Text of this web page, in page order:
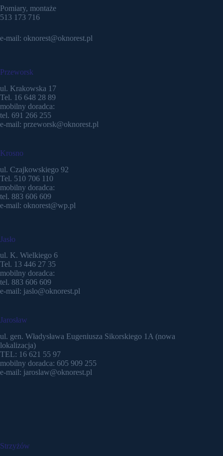
Pomiary, montaże
513 173 716
e-mail: oknorest@oknorest.pl
Przeworsk
ul. Krakowska 17
Tel. 16 648 28 89
mobilny doradca:
tel. 691 266 255
e-mail: przeworsk@oknorest.pl
Krosno
ul. Czajkowskiego 92
Tel. 510 706 110
mobilny doradca:
tel. 883 606 609
e-mail: oknorest@wp.pl
Jasło
ul. K. Wielkiego 6
Tel. 13 446 27 35
mobilny doradca:
tel. 883 606 609
e-mail: jaslo@oknorest.pl
Jarosław
ul. gen. Władysława Eugeniusza Sikorskiego 1A (nowa
lokalizacja)
TEL: 16 621 55 97
mobilny doradca: 605 909 255
e-mail: jaroslaw@oknorest.pl
Strzyżów